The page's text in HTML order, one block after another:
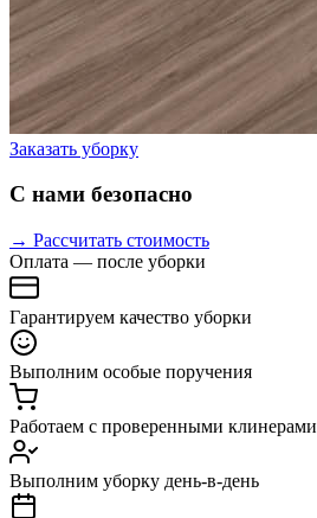
Заказать уборку
С нами безопасно
→ Рассчитать стоимость
Оплата — после уборки
Гарантируем качество уборки
Выполним особые поручения
Работаем с проверенными клинерами
Выполним уборку день-в-день